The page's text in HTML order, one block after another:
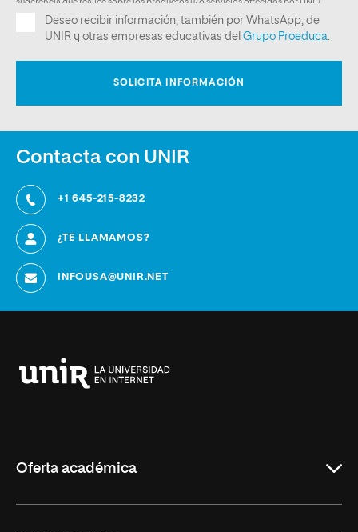
Contacta con UNIR
+1 645-215-8232
¿TE LLAMAMOS?
INFOUSA@UNIR.NET
Oferta académica